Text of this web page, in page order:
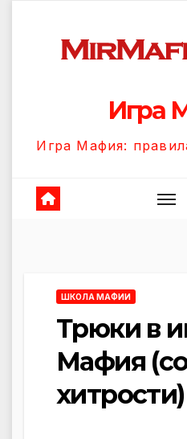
содержанию
Игра
Игра Мафия:
ШКОЛА МАФИИ
Трюки в
Мафия
хитрости)